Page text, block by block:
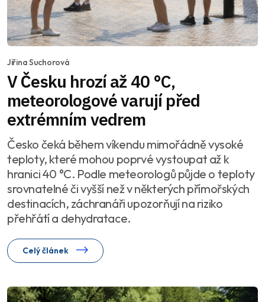
Jiřina Suchorová
V Česku hrozí až 40 °C,
meteorologové varují před
extrémním vedrem
Česko čeká během víkendu mimořádně vysoké
teploty, které mohou poprvé vystoupat až k
hranici 40 °C. Podle meteorologů půjde o teploty
srovnatelné či vyšší než v některých přímořských
destinacích, záchranáři upozorňují na riziko
přehřátí a dehydratace.
Celý článek